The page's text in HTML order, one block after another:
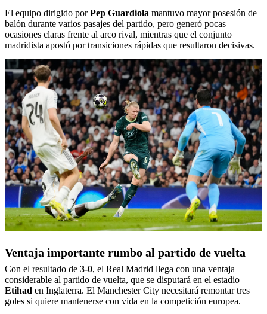
El equipo dirigido porPep Guardiola mantuvo mayor posesión de
balón durante varios pasajes del partido, pero generó pocas
ocasiones claras frente al arco rival, mientras que el conjunto
madridista apostó por transiciones rápidas que resultaron decisivas.
Ventaja importante rumbo al partido de vuelta
Con el resultado de 3-0, el Real Madrid llega con una ventaja
considerable al partido de vuelta, que se disputará en el estadio
Etihad en Inglaterra. El Manchester City necesitará remontar tres
goles si quiere mantenerse con vida en la competición europea.